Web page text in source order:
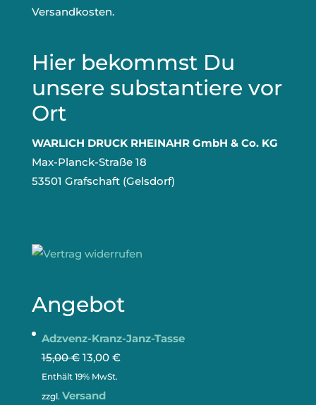
Versandkosten.
Hier bekommst Du
unsere substantiere vor
Ort
WARLICH DRUCK RHEINAHR GmbH & Co. KG
Max-Planck-Straße 18
53501 Grafschaft (Gelsdorf)
Angebot
Adzvenz-Kranz-Janz-Tasse
15,00€ 13,00 €
Enthält 19% MwSt.
zzgl. Versand